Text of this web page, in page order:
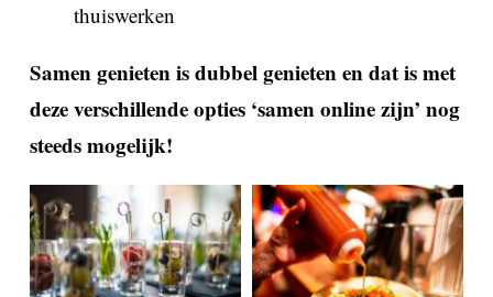
thuiswerken
Samen genieten is dubbel genieten en dat is met
deze verschillende opties ‘samen online zijn’ nog
steeds mogelijk!